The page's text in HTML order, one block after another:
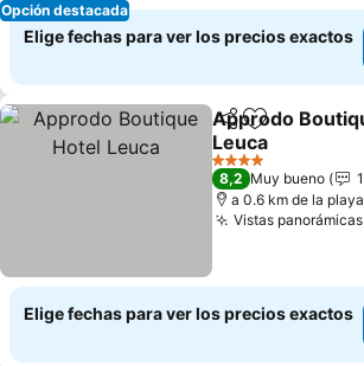
Opción destacada
Elige fechas para ver los precios exactos
CompartirAgregar a
Approdo
Leuca
Ver precios
4 Estrellas
8,2 Muy bueno
a 0.6 km de la playa
Vistas
Elige fechas para ver los precios exactos